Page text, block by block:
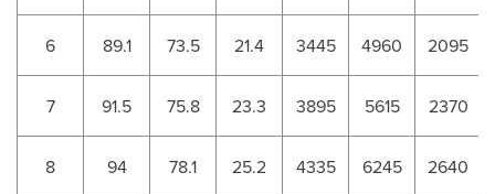
6 89.1 73.5 21.4 3445 4960 2095
7 91.5 75.8 23.3 3895 5615 2370
8 94 78.1 25.2 4335 6245 2640